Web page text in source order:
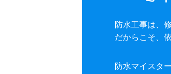
防水工事は、
だからこそ、
防水マイスタ